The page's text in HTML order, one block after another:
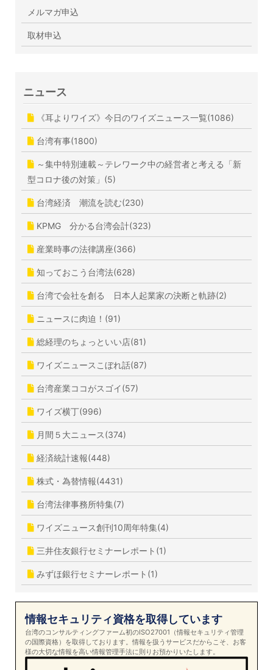
メルマガ申込
取材申込
ニュース
《耳よりワイズ》今日のワイズニュース一覧(1086)
台湾有事(1800)
～集中特別連載～テレワーク中の経営者と考える「新
型コロナ後の対策」(5)
台湾経済 潮流を読む(230)
KPMG 分かる台湾会計(323)
産業時事の法律講座(366)
知っておこう台湾法(628)
台湾で会社を創る 日本人起業家の決断と軌跡(2)
ニュースに肉迫！(91)
総経理のちょっといい店(81)
ワイズニュースこぼれ話(87)
台湾産業ココがスゴイ(57)
ワイズ横丁(996)
月間５大ニュース(374)
経済統計速報(448)
株式・為替情報(4431)
台湾法律事務所特集(7)
ワイズニュース創刊10周年特集(4)
三井住友銀行セミナーレポート(1)
みずほ銀行セミナーレポート(1)
情報セキュリティ資格を取得しています
台湾のコンサルティングファーム初のISO27001（情報セキュリティ管理
の国際資格）を取得しております。情報を扱うサービスだからこそ、お客
様の大切な情報を高い情報管理手法に則りお預かりいたします。